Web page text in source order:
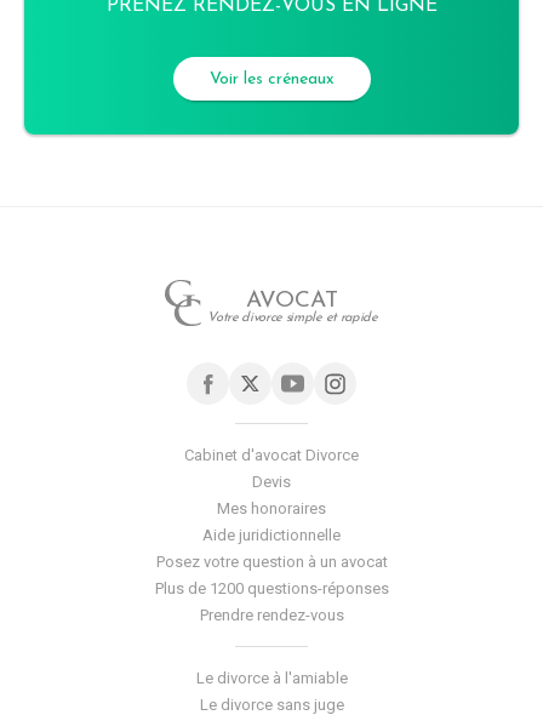
PRENEZ RENDEZ-VOUS EN LIGNE
Voir les créneaux
AVOCAT
Votre divorce simple et rapide
Cabinet d'avocat Divorce
Devis
Mes honoraires
Aide juridictionnelle
Posez votre question à un avocat
Plus de 1200 questions-réponses
Prendre rendez-vous
Le divorce à l'amiable
Le divorce sans juge